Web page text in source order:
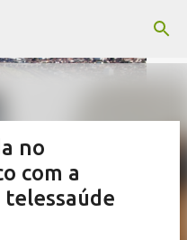
principal
no
com a